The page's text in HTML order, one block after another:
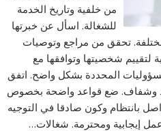
من خلفية وتاريخ الخدمة
للشغالة. اسأل عن خبرتها
تحقق من مراجع وتوصيات
لتقييم شخصيتها وتوافقها مع
المحددة بشكل واضح. اتفق
وشفاف. ضع قواعد واضحة بخصوص
بانتظام وكون صادقا في التوجيه
إيجابية ومحترمة. شغالات…